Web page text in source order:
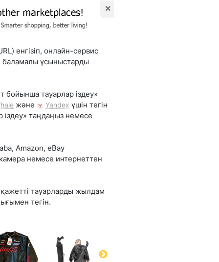
×
енгізіп, онлайн-сервис
баламалы ұсыныстарды
тауарлар іздеу»
және Yandex үшін тегін
іздеу» таңдаңыз немесе
Amazon, eBay
немесе интернеттен
тауарларды жылдам
тегін.